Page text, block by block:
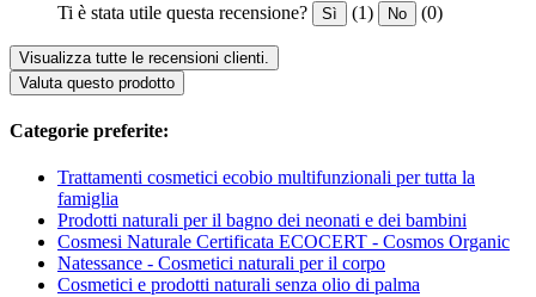
Ti è stata utile questa recensione? Sì (1) No (0)
Visualizza tutte le recensioni clienti.
Valuta questo prodotto
Categorie preferite:
Trattamenti cosmetici ecobio multifunzionali per tutta la
famiglia
Prodotti naturali per il bagno dei neonati e dei bambini
Cosmesi Naturale Certificata ECOCERT - Cosmos Organic
Natessance - Cosmetici naturali per il corpo
Cosmetici e prodotti naturali senza olio di palma